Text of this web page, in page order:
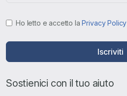
Ho letto e accetto laPrivacy Policy
Iscriviti
Sostienici con il tuo aiuto